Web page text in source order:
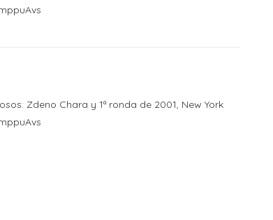
Zdeno Chara y 1ª ronda de 2001, New York